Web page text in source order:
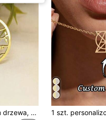
Naszyjnik z imieniem drzewa, który warto mieć, okrągły naszyjnik z wieloma imionami i imionami w kształcie drzewa życia, biżuteria z imionami członków rodziny, prezent dla mamy, babci i sióstr, wielofunkcyjny, ozdobny, z literą, stylowy, nowoczesny, kolorowy, uroczy, uroczy, codzienny, niestandardowy, spersonalizowany, wyjątkowy, spersonalizowany, idealny prezent dla niego, idealny prezent dla niej